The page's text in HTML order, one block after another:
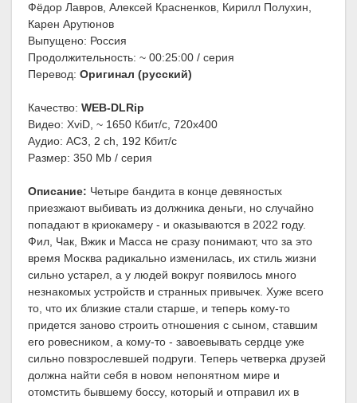
Фёдор Лавров, Алексей Красненков, Кирилл Полухин,
Карен Арутюнов
Выпущено: Россия
Продолжительность: ~ 00:25:00 / серия
Перевод: Оригинал (русский)
Качество: WEB-DLRip
Видео: XviD, ~ 1650 Кбит/с, 720x400
Аудио: AC3, 2 ch, 192 Кбит/с
Размер: 350 Mb / серия
Описание: Четыре бандита в конце девяностых
приезжают выбивать из должника деньги, но случайно
попадают в криокамеру - и оказываются в 2022 году.
Фил, Чак, Вжик и Масса не сразу понимают, что за это
время Москва радикально изменилась, их стиль жизни
сильно устарел, а у людей вокруг появилось много
незнакомых устройств и странных привычек. Хуже всего
то, что их близкие стали старше, и теперь кому-то
придется заново строить отношения с сыном, ставшим
его ровесником, а кому-то - завоевывать сердце уже
сильно повзрослевшей подруги. Теперь четверка друзей
должна найти себя в новом непонятном мире и
отомстить бывшему боссу, который и отправил их в